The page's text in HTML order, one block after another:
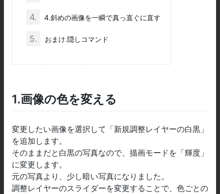
4. 4.斜めの画像を一瞬で真っ直ぐに直す
5. おまけ.隠しコマンド
1.画像の色を変える
変更したい画像を選択して「新規調整レイヤーの白黒」
を追加します。
そのままだと白黒の写真なので、描画モードを「輝度」
に変更します。
元の写真より、少し暗い写真になりました。
調整レイヤーのスライダーを変更することで、色ごとの